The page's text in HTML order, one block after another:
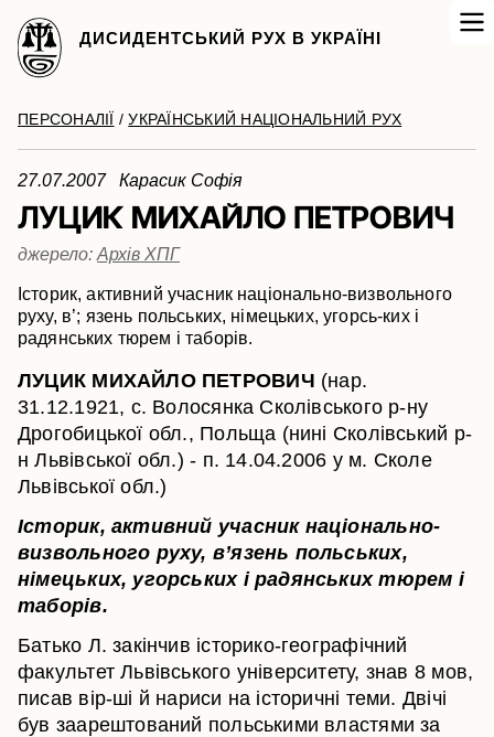
ДИСИДЕНТСЬКИЙ РУХ В УКРАЇНІ
ПЕРСОНАЛІЇ /УКРАЇНСЬКИЙ НАЦІОНАЛЬНИЙ РУХ
27.07.2007 Карасик Софія
ЛУЦИК МИХАЙЛО ПЕТРОВИЧ
джерело: Архів ХПГ
Історик, активний учасник національно-визвольного
руху, в’; язень польських, німецьких, угорсь-ких і
радянських тюрем і таборів.
ЛУЦИК МИХАЙЛО ПЕТРОВИЧ (нар.
31.12.1921, с. Волосянка Сколівського р-ну
Дрогобицької обл., Польща (нині Сколівський р-
н Львівської обл.) - п. 14.04.2006 у м. Сколе
Львівської обл.)
Історик, активний учасник національно-
визвольного руху, в’язень польських,
німецьких, угорських і радянських тюрем і
таборів.
Батько Л. закінчив історико-географічний
факультет Львівського університету, знав 8 мов,
писав вір-ші й нариси на історичні теми. Двічі
був заарештований польськими властями за